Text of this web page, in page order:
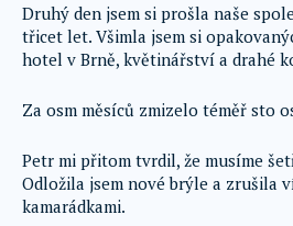
Druhý den jsem si prošla naše
třicet let. Všimla jsem si
hotel v Brně, květinářství a drahé
Za osm měsíců zmizelo téměř sto
Petr mi přitom tvrdil, že musíme
Odložila jsem nové brýle a zrušila
kamarádkami.